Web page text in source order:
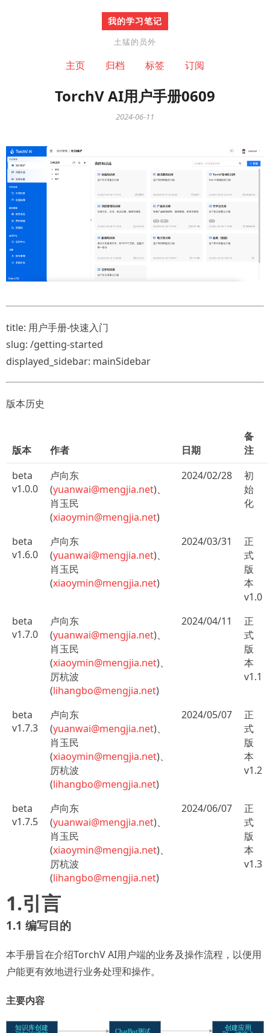
我的学习笔记
土猛的员外
主页 归档 标签 订阅
TorchV AI用户手册0609
2024-06-11
title: 用户手册-快速入门
slug: /getting-started
displayed_sidebar: mainSidebar
版本历史
版本 作者 日期
备
注
beta
v1.0.0
卢向东
(yuanwai@mengjia.net)、
肖玉民
(xiaoymin@mengjia.net)
2024/02/28
初
始
化
beta
v1.6.0
卢向东
(yuanwai@mengjia.net)、
肖玉民
(xiaoymin@mengjia.net)
2024/03/31
正
式
版
本
v1.0
beta
v1.7.0
卢向东
(yuanwai@mengjia.net)、
肖玉民
(xiaoymin@mengjia.net)、
厉杭波
(lihangbo@mengjia.net)
2024/04/11
正
式
版
本
v1.1
beta
v1.7.3
卢向东
(yuanwai@mengjia.net)、
肖玉民
(xiaoymin@mengjia.net)、
厉杭波
(lihangbo@mengjia.net)
2024/05/07
正
式
版
本
v1.2
beta
v1.7.5
卢向东
(yuanwai@mengjia.net)、
肖玉民
(xiaoymin@mengjia.net)、
厉杭波
(lihangbo@mengjia.net)
2024/06/07
正
式
版
本
v1.3
1.引言
1.1 编写目的
本手册旨在介绍TorchV AI用户端的业务及操作流程，以便用
户能更有效地进行业务处理和操作。
主要内容